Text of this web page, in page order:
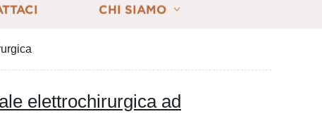
CHI SIAMO
elettrochirurgica ad